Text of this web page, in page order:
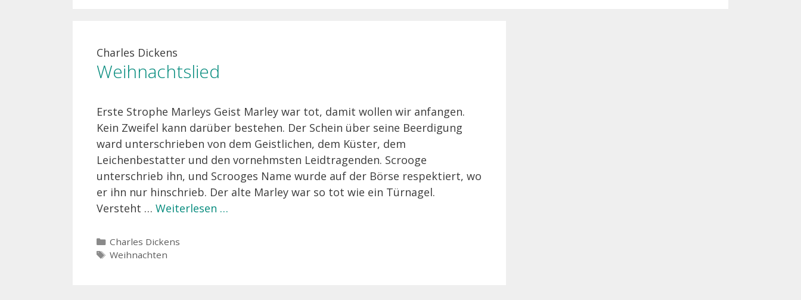
Charles Dickens
Weihnachtslied
Erste Strophe Marleys Geist Marley war tot, damit wollen wir anfangen.
Kein Zweifel kann darüber bestehen. Der Schein über seine Beerdigung
ward unterschrieben von dem Geistlichen, dem Küster, dem
Leichenbestatter und den vornehmsten Leidtragenden. Scrooge
unterschrieb ihn, und Scrooges Name wurde auf der Börse respektiert, wo
er ihn nur hinschrieb. Der alte Marley war so tot wie ein Türnagel.
Versteht … Weiterlesen …
Kategorien
Charles Dickens
Schlagwörter
Weihnachten